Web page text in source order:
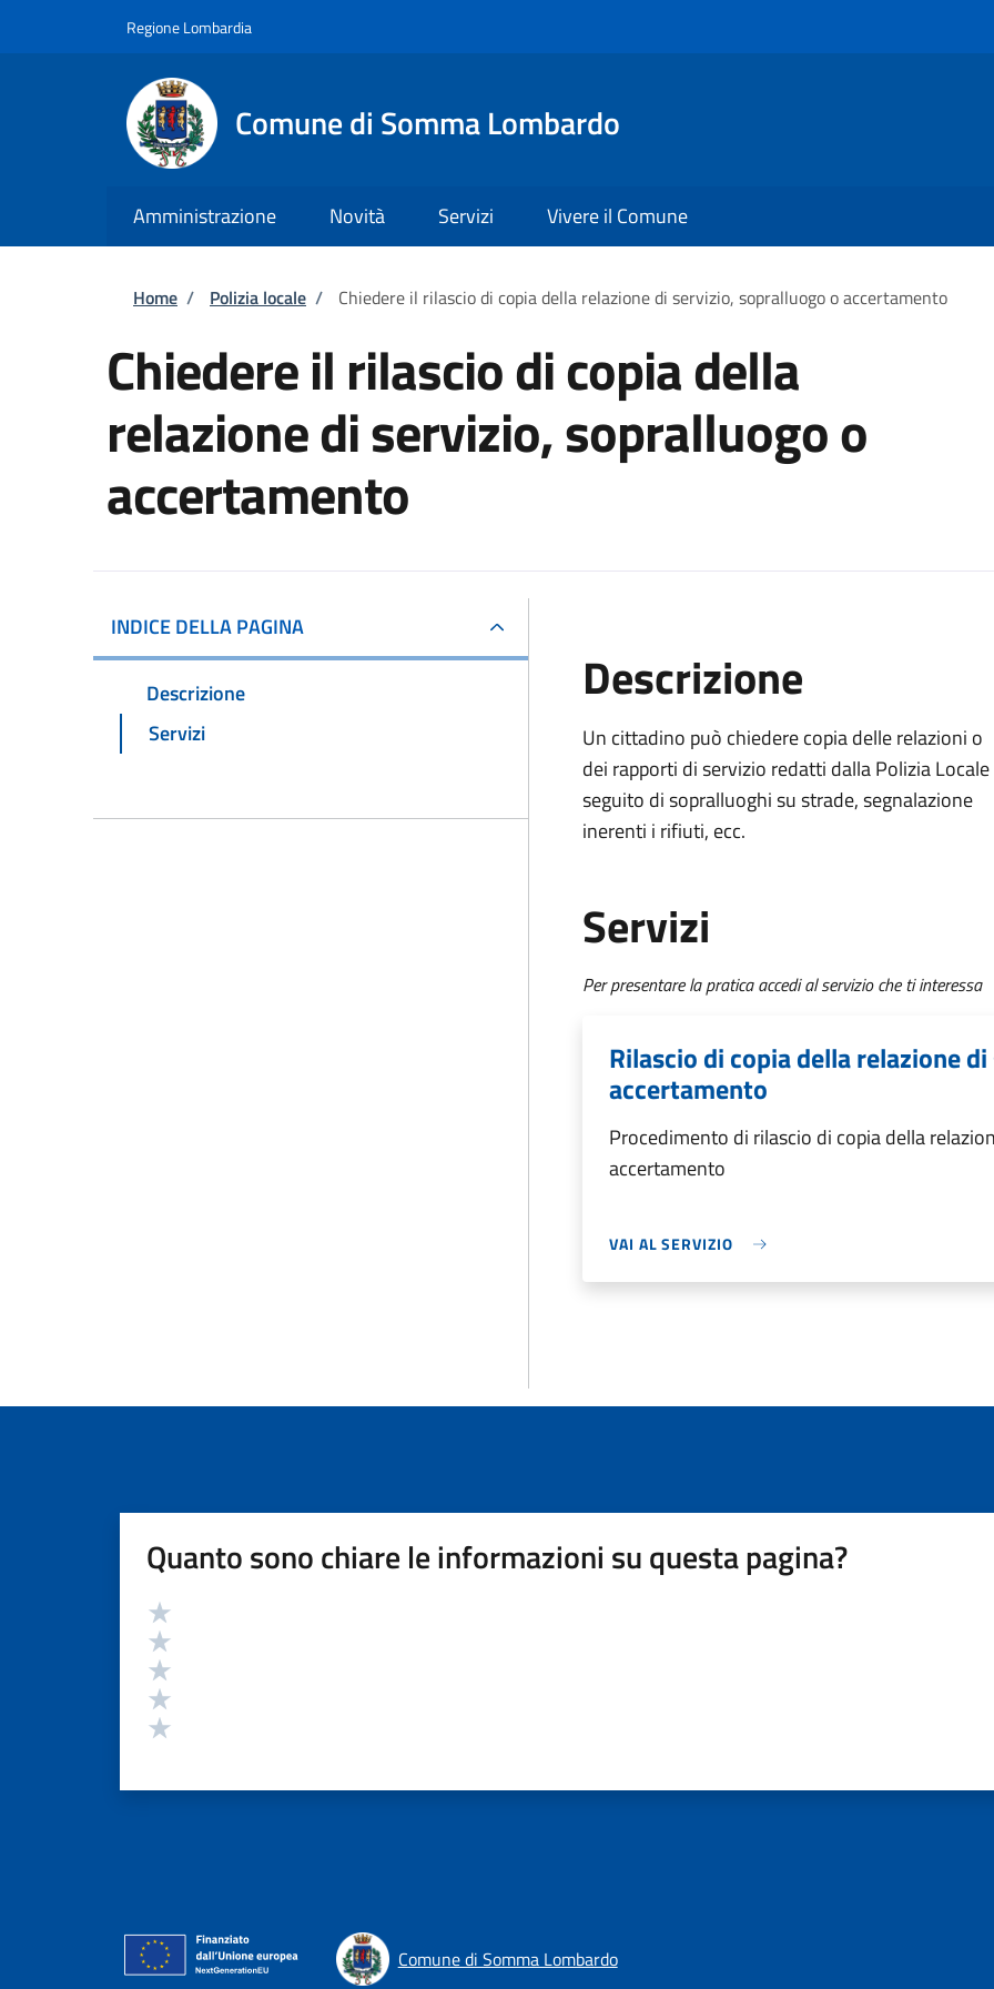
Regione Lombardia
Comune di Somma Lombardo
Amministrazione Novità Servizi Vivere il Comune
Briciole di pane
Home / Polizia locale / Chiedere il rilascio di copia della relazione di servizio, sopralluogo o accertamento
Chiedere il rilascio di copia della
relazione di servizio, sopralluogo o
accertamento
INDICE DELLA PAGINA
Descrizione
Servizi
Descrizione
Un cittadino può chiedere copia delle relazioni o
dei rapporti di servizio redatti dalla Polizia Locale
seguito di sopralluoghi su strade, segnalazione
inerenti i rifiuti, ecc.
Servizi
Per presentare la pratica accedi al servizio che ti interessa
Rilascio di copia della relazione
accertamento
Procedimento di rilascio di copia della
accertamento
VAI AL SERVIZIO
Quanto sono chiare le informazioni su questa pagina?
Valutazione
Comune di Somma Lombardo